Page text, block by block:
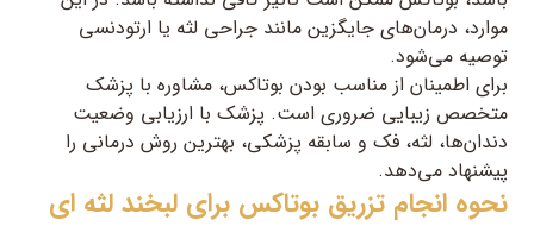
موارد، درمان‌های جایگزین مانند جراحی لثه یا ارتودنسی
توصیه می‌شود.
برای اطمینان از مناسب بودن بوتاکس، مشاوره با پزشک
متخصص زیبایی ضروری است. پزشک با ارزیابی وضعیت
دندان‌ها، لثه، فک و سابقه پزشکی، بهترین روش درمانی را
پیشنهاد می‌دهد.
نحوه انجام تزریق بوتاکس برای لبخند لثه ای